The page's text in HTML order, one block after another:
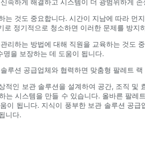
속하게 해결하고 시스템이 더 광범위하게
는 것도 중요합니다. 시간이 지남에 따라
정기적으로 청소하면 이러한 문제를 방
리하는 방법에 대해 직원을 교육하는 것도
을 보장하는 데 도움이 됩니다.
루션 공급업체와 협력하면 맞춤형 팔레트
적인 보관 솔루션을 설계하여 공간, 조직
는 시스템을 만들 수 있습니다. 올바른 팔
이 됩니다. 지식이 풍부한 보관 솔루션 공
니다.